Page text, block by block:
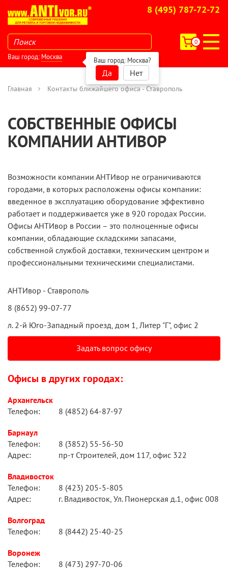
8 (495) 787-72-72
0
Ваш город: Москва Ваш город: Москва?
Да Нет
Главная Контакты ближайшего офиса - Ставрополь
СОБСТВЕННЫЕ ОФИСЫ
КОМПАНИИ АНТИВОР
Возможности компании АНТИвор не ограничиваются
городами, в которых расположены офисы компании:
введенное в эксплуатацию оборудование эффективно
работает и поддерживается уже в 920 городаx России.
Офисы АНТИвор в России – это полноценные офисы
компании, обладающие складскими запасами,
собственной службой доставки, техническим центром и
профессиональными техническими специалистами.
АНТИвор - Ставрополь
8 (8652) 99-07-77
л. 2-й Юго-Западный проезд, дом 1, Литер "Г", офис 2
Задать вопрос офису
Офисы в других городах:
Архангельск
Телефон:
8 (4852) 64-87-97
Барнаул
Телефон:
8 (3852) 55-56-50
Адрес:
пр-т Строителей, дом 117, офис 322
Владивосток
Телефон:
8 (423) 205-5-805
Адрес:
г. Владивосток, Ул. Пионерская д.1, офис 008
Волгоград
Телефон:
8 (8442) 25-40-25
Воронеж
Телефон:
8 (473) 297-70-06